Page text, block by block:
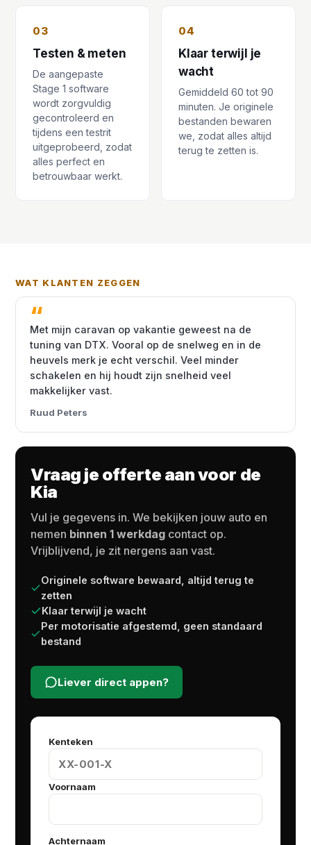
03
Testen & meten
De aangepaste
Stage 1 software
wordt zorgvuldig
gecontroleerd en
tijdens een testrit
uitgeprobeerd, zodat
alles perfect en
betrouwbaar werkt.
04
Klaar terwijl je
wacht
Gemiddeld 60 tot 90
minuten. Je originele
bestanden bewaren
we, zodat alles altijd
terug te zetten is.
WAT KLANTEN ZEGGEN
Met mijn caravan op vakantie geweest na de
tuning van DTX. Vooral op de snelweg en in de
heuvels merk je echt verschil. Veel minder
schakelen en hij houdt zijn snelheid veel
makkelijker vast.
Ruud Peters
Vraag je offerte aan voor de
Kia
Vul je gegevens in. We bekijken jouw auto en
nemen binnen 1 werkdag contact op.
Vrijblijvend, je zit nergens aan vast.
Originele software bewaard, altijd terug te
zetten
Klaar terwijl je wacht
Per motorisatie afgestemd, geen standaard
bestand
Liever direct appen?
Kenteken
Voornaam
Achternaam